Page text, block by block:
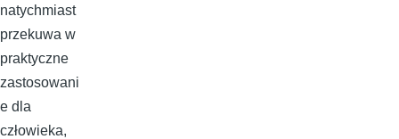
natychmiast
przekuwa w
praktyczne
zastosowani
e dla
człowieka,